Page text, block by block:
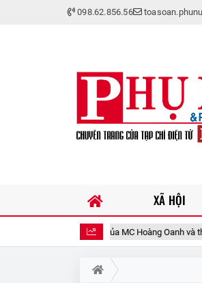
098.62.856.56
mới nhất của MC Hoàng Oanh và thủ môn Lê
XÃ HỘI